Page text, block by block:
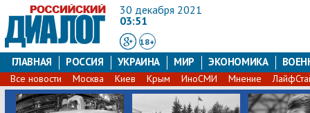
30 декабря 2021
03:51
18+
ГЛАВНАЯ РОССИЯ УКРАИНА МИР ЭКОНОМИКА
Все новости Москва Киев Крым ИноСМИ Мнение